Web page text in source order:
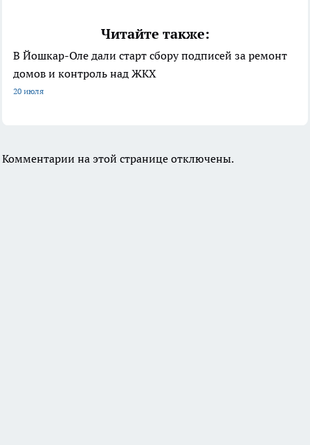
Читайте также:
В Йошкар-Оле дали старт сбору подписей за ремонт
домов и контроль над ЖКХ
20 июля
Комментарии на этой странице отключены.